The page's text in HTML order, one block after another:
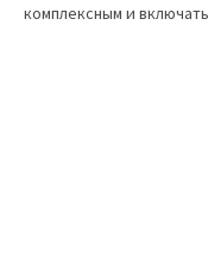
комплексным и